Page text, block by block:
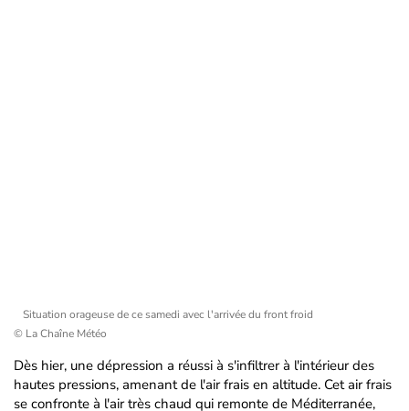
Situation orageuse de ce samedi avec l'arrivée du front froid
© La Chaîne Météo
Dès hier, une dépression a réussi à s'infiltrer à l'intérieur des
hautes pressions, amenant de l'air frais en altitude. Cet air frais
se confronte à l'air très chaud qui remonte de Méditerranée,